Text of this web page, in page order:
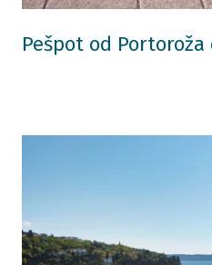
Pešpot od Portoroža